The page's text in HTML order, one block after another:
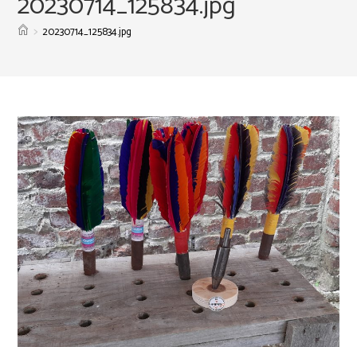
> 20230714_125834.jpg